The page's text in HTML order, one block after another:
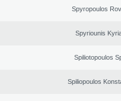
Spyropoulos
Spyriounis
Spiliotopoulos
Spiliopoulos